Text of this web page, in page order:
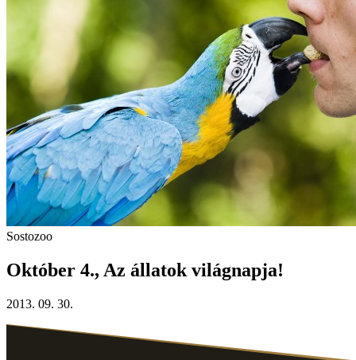
Sostozoo
Október 4., Az állatok világnapja!
2013. 09. 30.